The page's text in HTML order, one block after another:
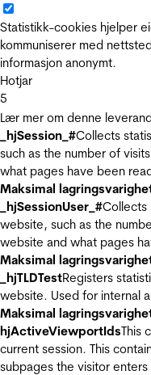
Statistikk-cookies hjelper
kommuniserer med
informasjon anonymt.
Hotjar
5
Lær mer om denne
_hjSession_#Collects
such as the number of
what pages have been
Maksimal
_hjSessionUser_#Collects
website, such as the
website and what pages
Maksimal
_hjTLDTestRegisters
website. Used for internal
Maksimal
hjActiveViewportIdsThis
current session. This
subpages the visitor